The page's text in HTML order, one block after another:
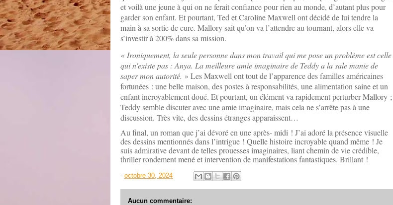
et voilà une jeune à qui on ne ferait confiance pour rien au monde, d’autant plus pour
garder son enfant. Et pourtant, Ted et Caroline Maxwell ont décidé de lui tendre la
main à sa sortie de cure. Mallory sait qu’on va l’attendre au tournant, alors elle va
s’investir à 200% dans sa mission.
« Ironiquement, la seule personne dans mon travail qui me pose un problème est celle
qui n'existe pas : Anya. La meilleure amie imaginaire de Teddy a la sale manie de
saper mon autorité. » Les Maxwell ont tout de l’apparence des familles américaines
fortunées : une belle maison, des postes à responsabilités, une alimentation saine et un
enfant incroyablement doué. Et pourtant, un élément va rapidement perturber Mallory ;
Teddy semble discuter avec une amie imaginaire, mais cela ne s’arrête pas à une
discussion. Très vite, des dessins étranges apparaissent…
Au final, un roman que j’ai dévoré en une après- midi ! J’ai adoré la présence visuelle
des dessins mentionnés dans l’intrigue ! Quelle histoire incroyable quand même ! Je
suis admirative devant de telles prouesses imaginaires, liant chemin de vie crédible,
thriller rondement mené et intervention de manifestations fantastiques. Brillant !
- octobre 30, 2024
Aucun commentaire: